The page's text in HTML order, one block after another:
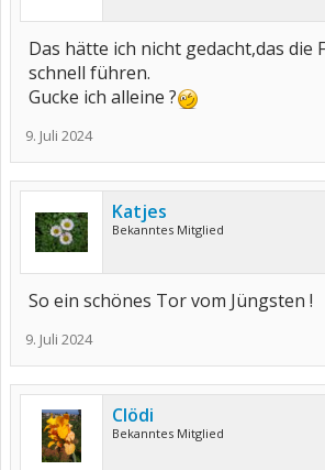
Das hätte ich nicht gedacht,das die
schnell führen.
Gucke ich alleine ?
9. Juli 2024
Katjes
Bekanntes Mitglied
So ein schönes Tor vom Jüngsten !
9. Juli 2024
Clödi
Bekanntes Mitglied